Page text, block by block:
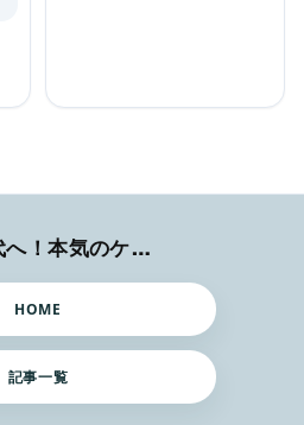
毛穴に悩む30代へ！本気のケア術特集
HOME
記事一覧